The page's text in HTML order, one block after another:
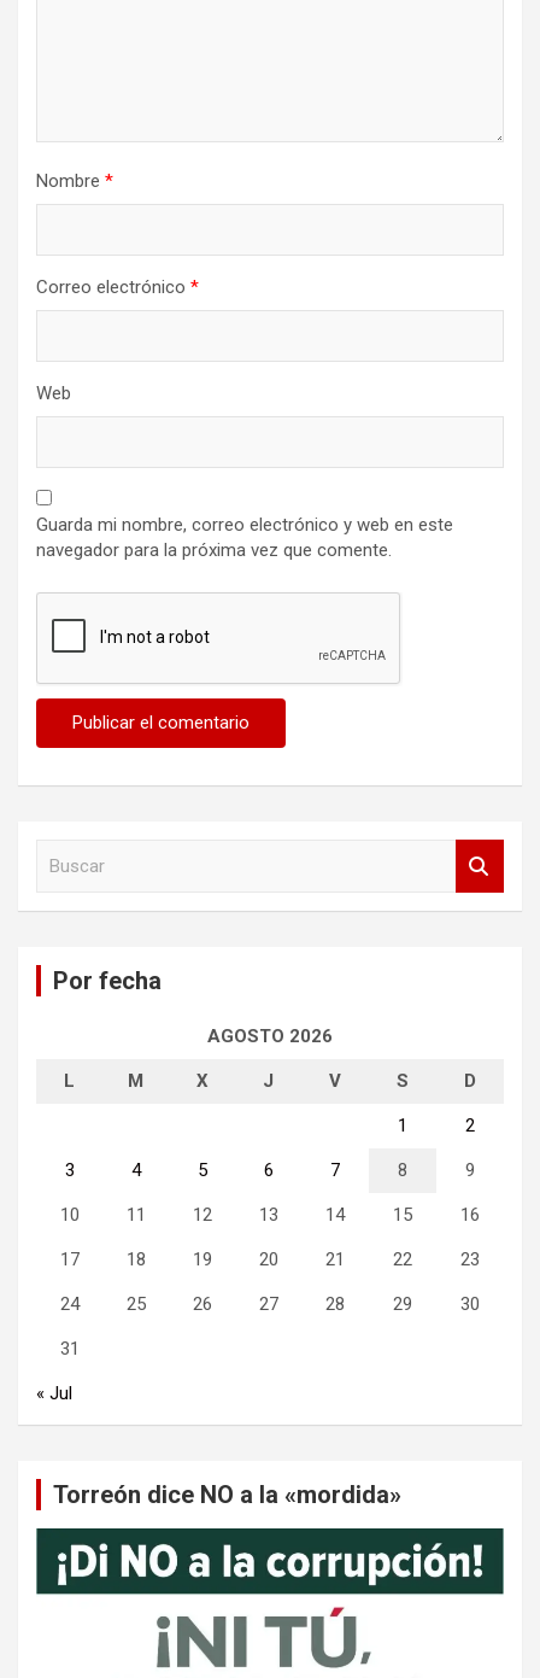
Nombre *
Correo electrónico *
Web
Guarda mi nombre, correo electrónico y web en este
navegador para la próxima vez que comente.
Por fecha
AGOSTO 2026
L M X J V S D
1 2
3 4 5 6 7 8 9
10 11 12 13 14 15 16
17 18 19 20 21 22 23
24 25 26 27 28 29 30
31
« Jul
Torreón dice NO a la «mordida»